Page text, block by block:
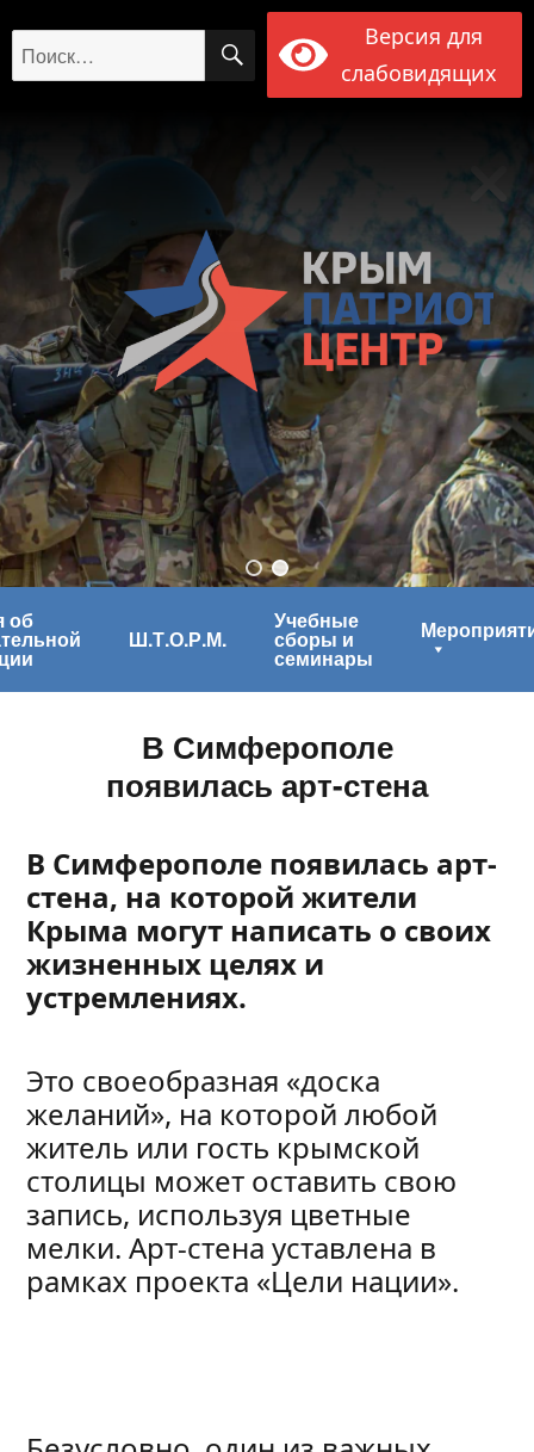
Искать: ПОИСК
Версия для
слабовидящих
об
Ш.Т.О.Р.М.
Учебные
сборы и
семинары
В Симферополе
появилась арт-стена
В Симферополе появилась арт-
стена, на которой жители
Крыма могут написать о своих
жизненных целях и
устремлениях.
Это своеобразная «доска
желаний», на которой любой
житель или гость крымской
столицы может оставить свою
запись, используя цветные
мелки. Арт-стена уставлена в
рамках проекта «Цели нации».